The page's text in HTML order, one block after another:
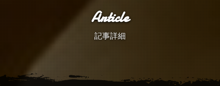
Our Serivce
Parts Sales 作業日誌
Article
記事詳細